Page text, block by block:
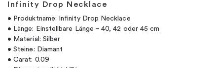
Infinity Drop Necklace
• Produktname: Infinity Drop Necklace
• Länge: Einstellbare Länge – 40, 42 oder 45 cm
• Material: Silber
• Steine: Diamant
• Carat: 0.09